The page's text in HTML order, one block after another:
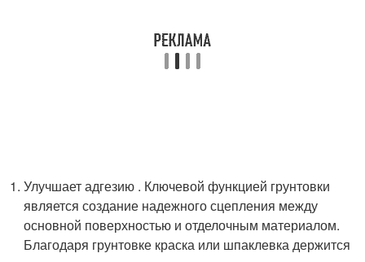
Улучшает адгезию . Ключевой функцией грунтовки
является создание надежного сцепления между
основной поверхностью и отделочным материалом.
Благодаря грунтовке краска или шпаклевка держится